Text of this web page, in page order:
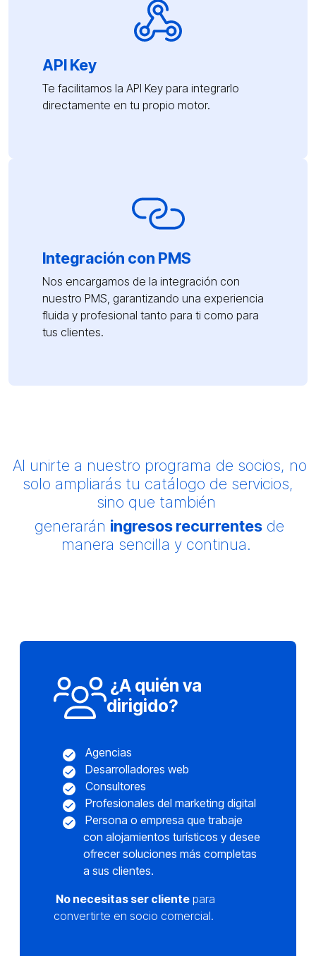
API Key
Te facilitamos la API Key para integrarlo
directamente en tu propio motor.
Integración con PMS
Nos encargamos de la integración con
nuestro PMS, garantizando una experiencia
fluida y profesional tanto para ti como para
tus clientes.
Al unirte a nuestro programa de socios, no
solo ampliarás tu catálogo de servicios,
sino que también
generarán ingresos recurrentes de
manera sencilla y continua.
¿A quién va
dirigido?
Agencias
Desarrolladores web
Consultores
Profesionales del marketing digital
Persona o empresa que trabaje
con alojamientos turísticos y desee
ofrecer soluciones más completas
a sus clientes.
No necesitas ser cliente para
convertirte en socio comercial.